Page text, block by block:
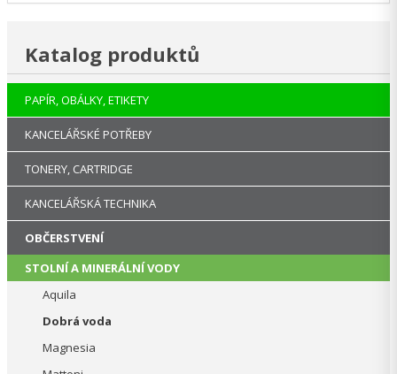
Katalog produktů
PAPÍR, OBÁLKY, ETIKETY
KANCELÁŘSKÉ POTŘEBY
TONERY, CARTRIDGE
KANCELÁŘSKÁ TECHNIKA
OBČERSTVENÍ
STOLNÍ A MINERÁLNÍ VODY
Aquila
Dobrá voda
Magnesia